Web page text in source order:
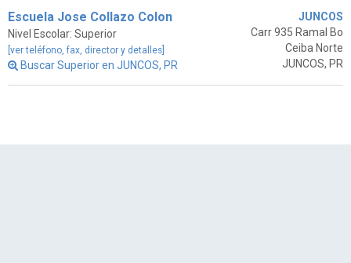
Escuela Jose Collazo Colon
Nivel Escolar: Superior
[ver teléfono, fax, director y detalles]
Buscar Superior en JUNCOS, PR
JUNCOS
Carr 935 Ramal Bo
Ceiba Norte
JUNCOS, PR